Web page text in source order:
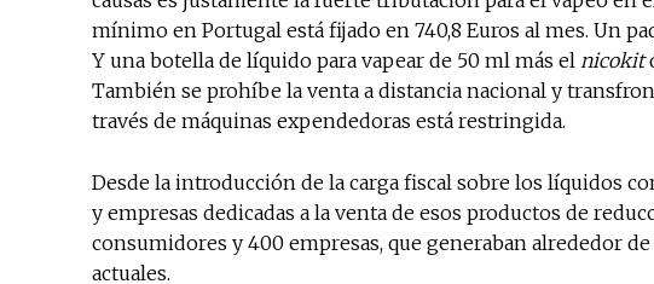
mínimo en Portugal está fijado en 740,8 Euros al mes. Un
Y una botella de líquido para vapear de 50 ml más el nicokit
También se prohíbe la venta a distancia nacional y
través de máquinas expendedoras está restringida.
Desde la introducción de la carga fiscal sobre los líquidos
y empresas dedicadas a la venta de esos productos de
consumidores y 400 empresas, que generaban alrededor
actuales.